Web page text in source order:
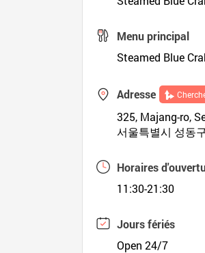
Menu principal
Steamed Blue
Adresse
325, Majang-ro,
서울특별시 성동
Horaires
11:30-21:30
Jours fériés
Open 24/7